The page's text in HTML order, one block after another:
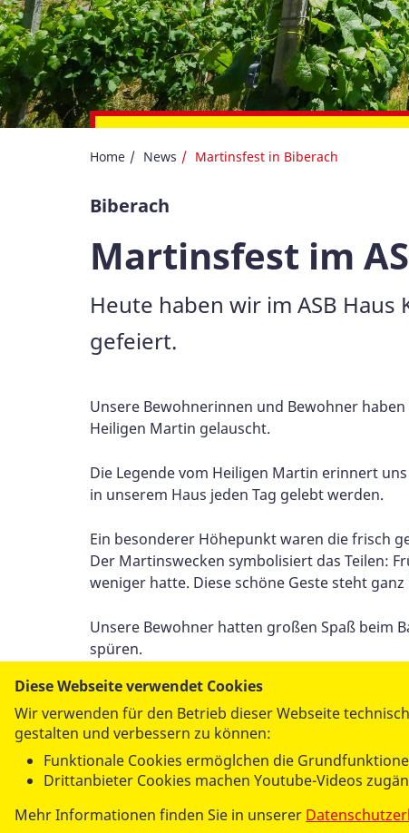
Home News Martinsfest in Biberach
Biberach
Martinsfest im
Heute haben wir im ASB
gefeiert.
Unsere Bewohnerinnen und Bewohner
Heiligen Martin gelauscht.
Die Legende vom Heiligen Martin erinnert
in unserem Haus jeden Tag gelebt werden.
Ein besonderer Höhepunkt waren die frisch
Der Martinswecken symbolisiert das Teilen:
weniger hatte. Diese schöne Geste steht
Unsere Bewohner hatten großen Spaß beim
spüren.
Per E-Mail
versenden
Diese Webseite verwendet Cookies
Wir verwenden für den Betrieb dieser Webseite
gestalten und verbessern zu können:
Funktionale Cookies ermöglchen die
Drittanbieter Cookies machen Youtube-Videos
Mehr Informationen finden Sie in unserer